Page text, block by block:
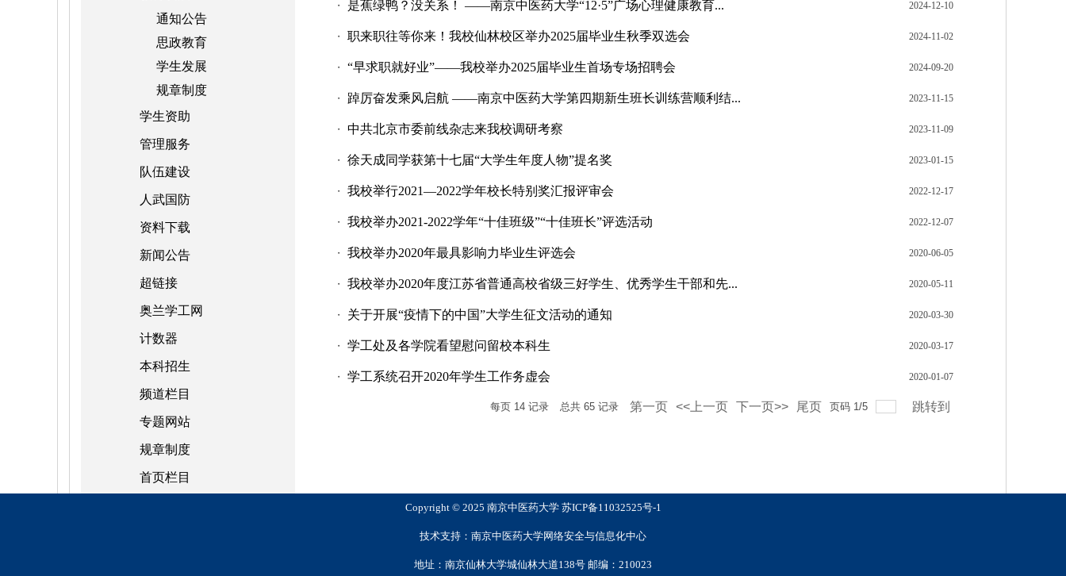
通知公告
思政教育
学生发展
规章制度
学生资助
管理服务
队伍建设
人武国防
资料下载
新闻公告
超链接
奥兰学工网
计数器
本科招生
频道栏目
专题网站
规章制度
首页栏目
・ 是蕉绿鸭？没关系！ ——南京中医药大学“12·5”广场心理健康教育... 2024-12-10
・ 职来职往等你来！我校仙林校区举办2025届毕业生秋季双选会 2024-11-02
・ “早求职就好业”——我校举办2025届毕业生首场专场招聘会 2024-09-20
・ 踔厉奋发乘风启航 ——南京中医药大学第四期新生班长训练营顺利结... 2023-11-15
・ 中共北京市委前线杂志来我校调研考察 2023-11-09
・ 徐天成同学获第十七届“大学生年度人物”提名奖 2023-01-15
・ 我校举行2021—2022学年校长特别奖汇报评审会 2022-12-17
・ 我校举办2021-2022学年“十佳班级”“十佳班长”评选活动 2022-12-07
・ 我校举办2020年最具影响力毕业生评选会 2020-06-05
・ 我校举办2020年度江苏省普通高校省级三好学生、优秀学生干部和先... 2020-05-11
・ 关于开展“疫情下的中国”大学生征文活动的通知 2020-03-30
・ 学工处及各学院看望慰问留校本科生 2020-03-17
・ 学工系统召开2020年学生工作务虚会 2020-01-07
每页 14 记录 总共 65 记录 第一页 <<上一页 下一页>> 尾页 页码 1/5 跳转到
Copyright © 2025 南京中医药大学 苏ICP备11032525号-1
技术支持：南京中医药大学网络安全与信息化中心
地址：南京仙林大学城仙林大道138号 邮编：210023